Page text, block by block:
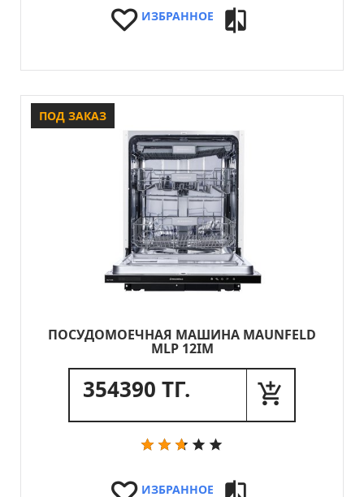
ИЗБРАННОЕ
ПОСУДОМОЕЧНАЯ МАШИНА MAUNFELD
MLP 12IM
354390 ТГ.
ИЗБРАННОЕ
ПОД ЗАКАЗ